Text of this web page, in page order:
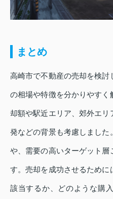
まとめ
高崎市で不動産の売却を検討
の相場や特徴を分かりやす
却額や駅近エリア、郊外エ
発などの背景も考慮しまし
や、需要の高いターゲット層
す。売却を成功させるために
該当するか、どのような購